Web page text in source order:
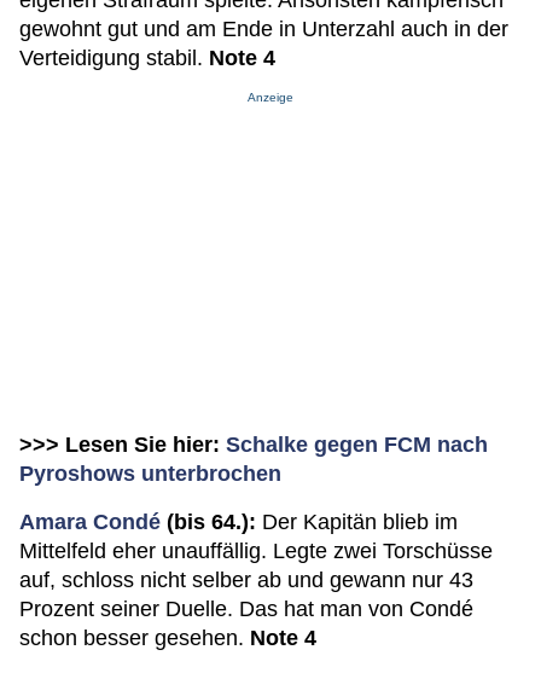
gewohnt gut und am Ende in Unterzahl auch in der
Verteidigung stabil. Note 4
Anzeige
>>> Lesen Sie hier: Schalke gegen FCM nach
Pyroshows unterbrochen
Amara Condé (bis 64.): Der Kapitän blieb im
Mittelfeld eher unauffällig. Legte zwei Torschüsse
auf, schloss nicht selber ab und gewann nur 43
Prozent seiner Duelle. Das hat man von Condé
schon besser gesehen. Note 4